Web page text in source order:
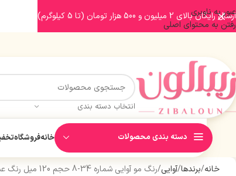
عبور به ناوبری
رفتن به محتوای اصلی
انتخاب دسته بندی
دسته بندی محصولات خانهفروشگاه
خانه برندها آوایی رنگ مو آوایی شماره 34-8 حجم 120 میل رنگ عسلی روشن
ارسال رایگان بالای 2 میلیون و 500 هزار تومان (تا 5 کیلوگرم)